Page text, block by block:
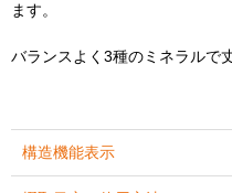
ます。
バランスよく3種のミネラルで
構造機能表示